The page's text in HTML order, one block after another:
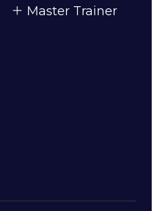
Master Trainer